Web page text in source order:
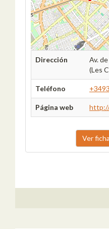
Dirección
Av.
(Les
Teléfono
Página web
Ver